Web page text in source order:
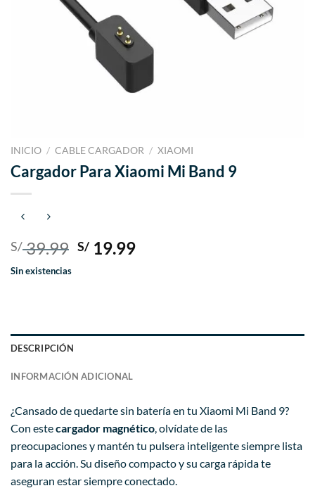
INICIO / CABLE CARGADOR / XIAOMI
Cargador Para Xiaomi Mi Band 9
S/39.99 El
S/ 19.99El
Sin existencias
DESCRIPCIÓN
INFORMACIÓN ADICIONAL
¿Cansado de quedarte sin batería en tu Xiaomi Mi Band 9?
Con estecargador magnético, olvídate de las
preocupaciones y mantén tu pulsera inteligente siempre lista
para la acción. Su diseño compacto y su carga rápida te
aseguran estar siempre conectado.